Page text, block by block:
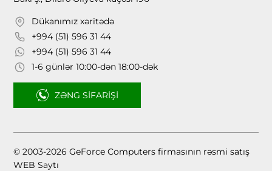
Dükanımız xəritədə
+994 (51) 596 31 44
+994 (51) 596 31 44
1-6 günlər 10:00-dən 18:00-dək
ZƏNG SIFARIŞI
© 2003-2026 GeForce Computers firmasının rəsmi satış
WEB Saytı